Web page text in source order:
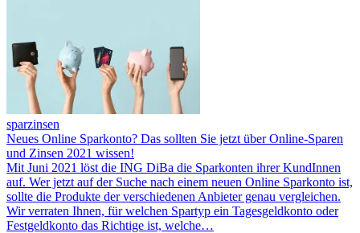
sparzinsen
Neues Online Sparkonto? Das sollten Sie jetzt über Online-Sparen
und Zinsen 2021 wissen!
Mit Juni 2021 löst die ING DiBa die Sparkonten ihrer KundInnen
auf. Wer jetzt auf der Suche nach einem neuen Online Sparkonto ist,
sollte die Produkte der verschiedenen Anbieter genau vergleichen.
Wir verraten Ihnen, für welchen Spartyp ein Tagesgeldkonto oder
Festgeldkonto das Richtige ist, welche…